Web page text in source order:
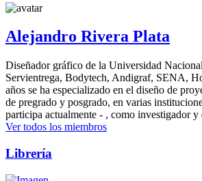
Alejandro Rivera Plata
Diseñador gráfico de la Universidad
Servientrega, Bodytech, Andigraf, SENA,
años se ha especializado en el diseño de
de pregrado y posgrado, en varias
participa actualmente - , como investigador
Ver todos los miembros
Librería